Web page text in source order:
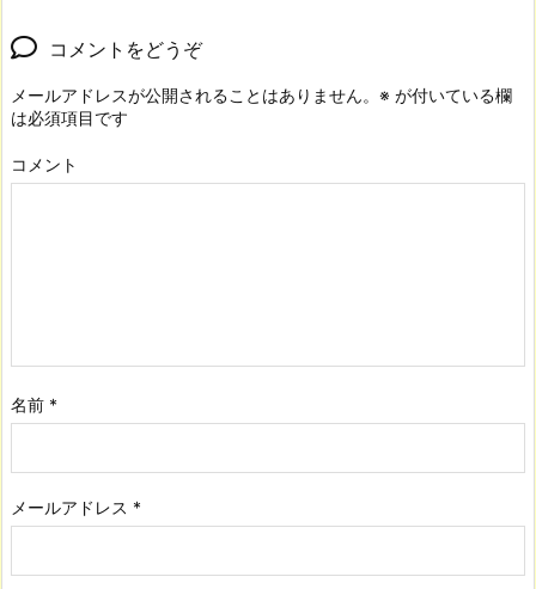
コメントをどうぞ
メールアドレスが公開されることはありません。 ※ が付いている欄
は必須項目です
コメント
名前 *
メールアドレス *